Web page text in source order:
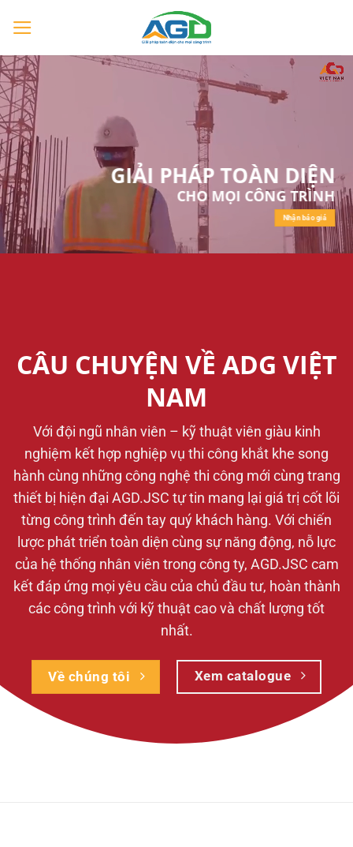
đến
nội
dung
GIẢI PHÁP TOÀN DIỆN
CHO MỌI CÔNG TRÌNH
Nhận báo giá
CÂU CHUYỆN VỀ ADG VIỆT
NAM
Với đội ngũ nhân viên – kỹ thuật viên giàu kinh
nghiệm kết hợp nghiệp vụ thi công khắt khe song
hành cùng những công nghệ thi công mới cùng trang
thiết bị hiện đại AGD.JSC tự tin mang lại giá trị cốt lõi
từng công trình đến tay quý khách hàng. Với chiến
lược phát triển toàn diện cùng sự năng động, nỗ lực
của hệ thống nhân viên trong công ty, AGD.JSC cam
kết đáp ứng mọi yêu cầu của chủ đầu tư, hoàn thành
các công trình với kỹ thuật cao và chất lượng tốt
nhất.
Về chúng tôi Xem catalogue